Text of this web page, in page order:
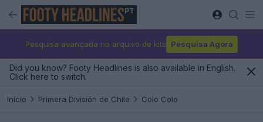
PT
Pesquisa avançada no arquivo de kits Pesquisa Agora
Did you know? Footy Headlines is also available in English.
Click here to switch.
Início Primera División de Chile Colo Colo